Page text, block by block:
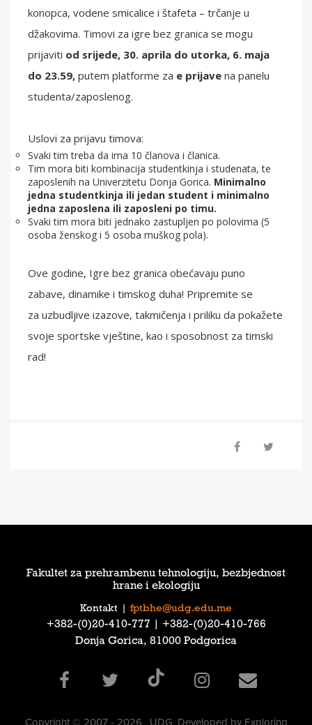
konopca, vodene smicalice i štafeta – trčanje u
džakovima. Timovi za igre bez granica se mogu
prijaviti od srijede, 30. aprila do utorka, 6. maja
do 23.59, putem platforme za e prijave na panelu
studenta/zaposlenog.
Uslovi za prijavu timova:
Svaki tim treba da ima 10 članova i članica.
Tim mora biti kombinacija studentkinja i studenata, te
zaposlenih na Univerzitetu Donja Gorica. Minimalno
jedna studentkinja ili jedan student i minimalno
jedna zaposlena ili zaposleni po timu.
Svaki tim mora biti jednako zastupljen po polovima (5
osoba ženskog i 5 osoba muškog pola).
Ove godine, Igre bez granica obećavaju puno
zabave, dinamike i timskog duha! Pripremite se
za uzbudljive izazove, takmičenja i priliku da pokažete
svoje sportske vještine, kao i sposobnost za timski
rad!
Fakultet za prehrambenu tehnologiju, bezbjednost
hrane i ekologiju
Kontakt fptbhe@udg.edu.me
‎+382-(0)20-410-777‎ | ‎+382-(0)20-410-766‎
Donja Gorica, 81000 Podgorica
Copyright © 2007 - 2026 , UDG. Developed by Exploring